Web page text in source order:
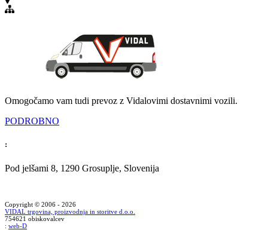
Omogočamo vam tudi prevoz z Vidalovimi dostavnimi vozili.
PODROBNO
:
Pod jelšami 8, 1290 Grosuplje, Slovenija
Copyright © 2006 - 2026
VIDAL trgovina, proizvodnja in storitve d.o.o.
754621 obiskovalcev
: web-D